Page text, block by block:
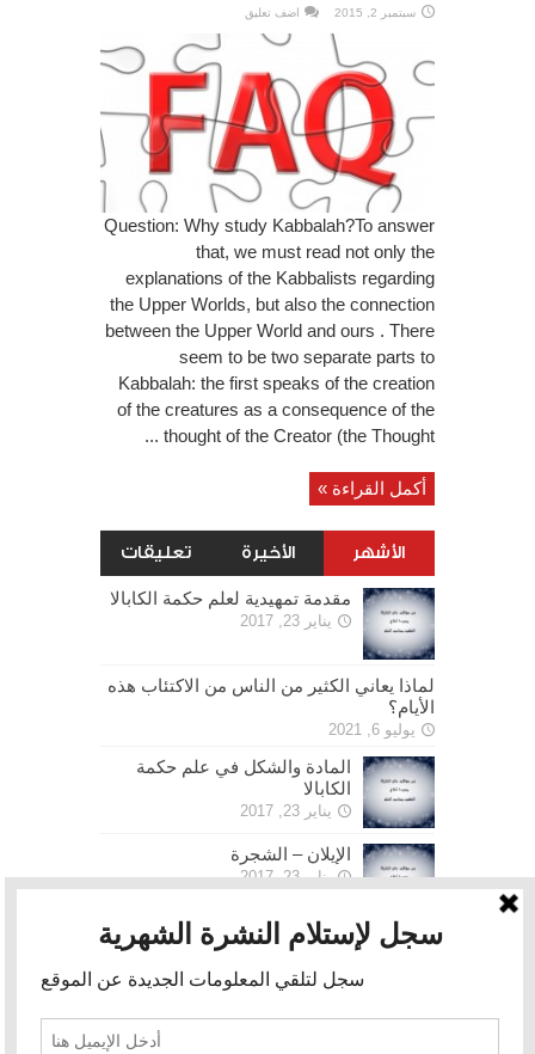
سبتمبر 2, 2015 اضف تعليق
Question: Why study Kabbalah?To answer
that, we must read not only the
explanations of the Kabbalists regarding
the Upper Worlds, but also the connection
between the Upper World and ours . There
seem to be two separate parts to
Kabbalah: the first speaks of the creation
of the creatures as a consequence of the
thought of the Creator (the Thought ...
أكمل القراءة »
الأشهر الأخيرة تعليقات
مقدمة تمهيدية لعلم حكمة الكابالا
يناير 23, 2017
لماذا يعاني الكثير من الناس من الاكتئاب هذه
الأيام؟
يوليو 6, 2021
المادة والشكل في علم حكمة
الكابالا
يناير 23, 2017
الإيلان – الشجرة
يناير 23, 2017
الحرية